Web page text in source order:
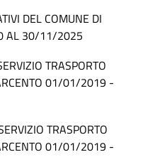
DEL COMUNE DI
AL 30/11/2025
TRASPORTO
01/01/2019 -
TRASPORTO
01/01/2019 -